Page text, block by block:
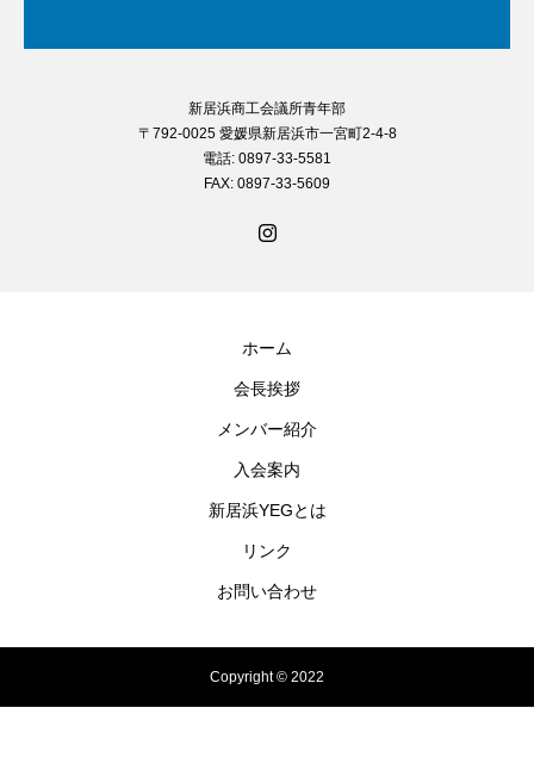
新居浜商工会議所青年部
〒792-0025 愛媛県新居浜市一宮町2-4-8
電話: 0897-33-5581
FAX: 0897-33-5609
ホーム
会長挨拶
メンバー紹介
入会案内
新居浜YEGとは
リンク
お問い合わせ
Copyright © 2022